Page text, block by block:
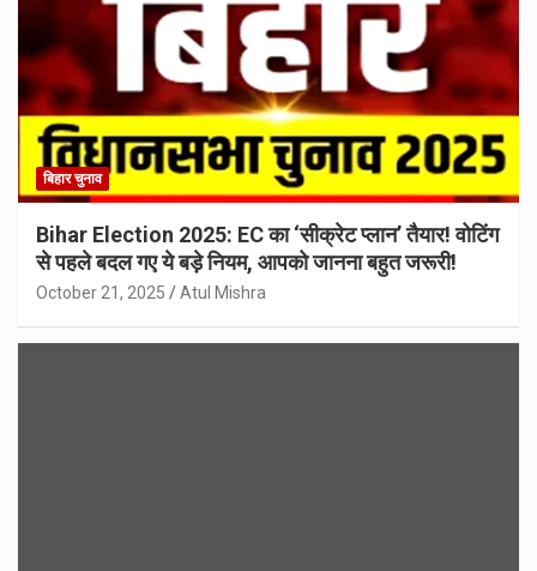
बिहार चुनाव
Bihar Election 2025: EC का ‘सीक्रेट प्लान’ तैयार! वोटिंग
से पहले बदल गए ये बड़े नियम, आपको जानना बहुत जरूरी!
October 21, 2025 Atul Mishra